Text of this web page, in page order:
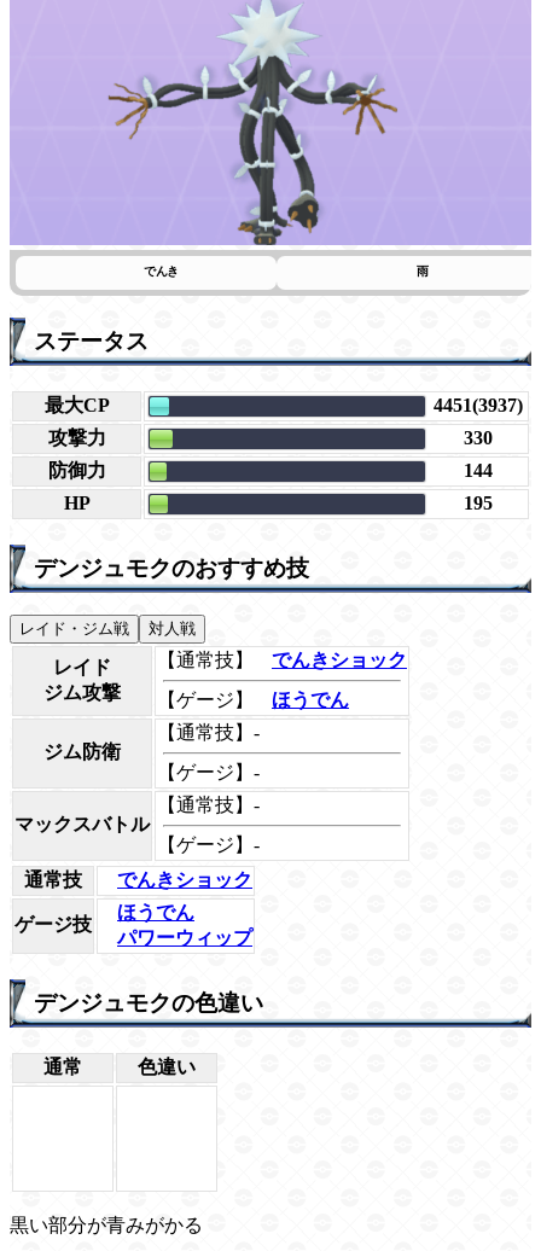
でんき 雨
ステータス
最大CP
4451(3937)
攻撃力
330
防御力
144
HP
195
デンジュモクのおすすめ技
レイド・ジム戦 対人戦
レイド
ジム攻撃
【通常技】
でんきショック
【ゲージ】
ほうでん
ジム防衛
【通常技】-
【ゲージ】-
マックスバトル
【通常技】-
【ゲージ】-
通常技
でんきショック
ゲージ技
ほうでん
パワーウィップ
デンジュモクの色違い
通常 色違い
黒い部分が青みがかる